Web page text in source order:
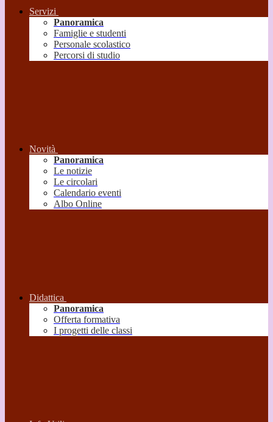
Servizi
Panoramica
Famiglie e studenti
Personale scolastico
Percorsi di studio
Novità
Panoramica
Le notizie
Le circolari
Calendario eventi
Albo Online
Didattica
Panoramica
Offerta formativa
I progetti delle classi